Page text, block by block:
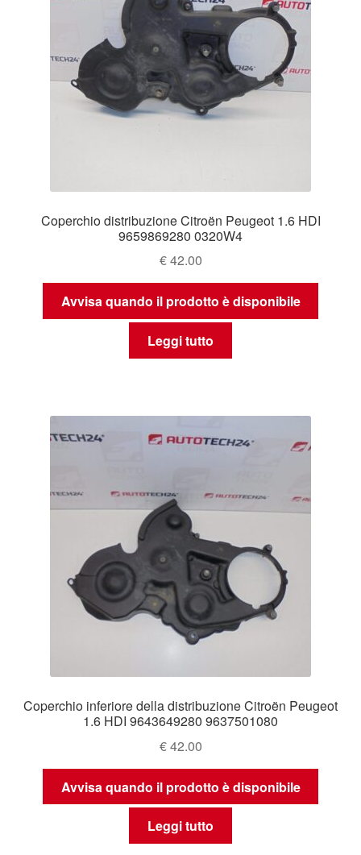
Coperchio distribuzione Citroën Peugeot 1.6 HDI
9659869280 0320W4
€42.00
Avvisa quando il prodotto è disponibile
Leggi tutto
Coperchio inferiore della distribuzione Citroën Peugeot
1.6 HDI 9643649280 9637501080
€42.00
Avvisa quando il prodotto è disponibile
Leggi tutto